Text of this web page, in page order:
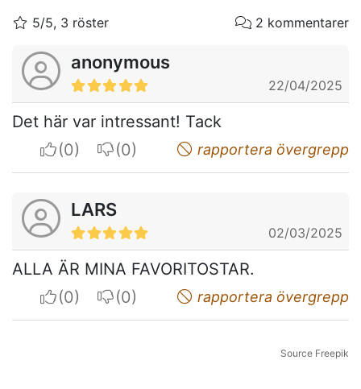
5/5, 3 röster 2 kommentarer
anonymous
22/04/2025
Det här var intressant! Tack
I apreciateI do not appreciaterapportera övergrepp
LARS
02/03/2025
ALLA ÄR MINA FAVORITOSTAR.
I apreciateI do not appreciaterapportera övergrepp
Source Freepik